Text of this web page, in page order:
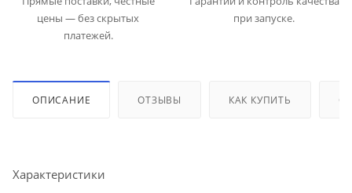
цены — без скрытых
платежей.
при запуске.
ОПИСАНИЕ ОТЗЫВЫ КАК КУПИТЬ
Характеристики